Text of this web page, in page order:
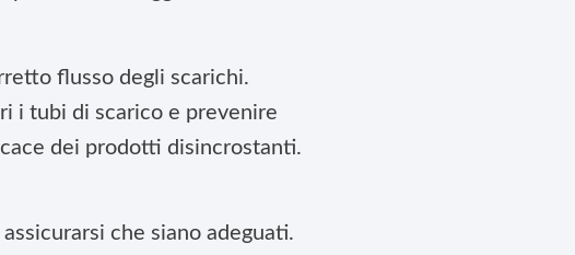
flusso degli scarichi.
i tubi di scarico e prevenire
dei prodotti disincrostanti.
che siano adeguati.